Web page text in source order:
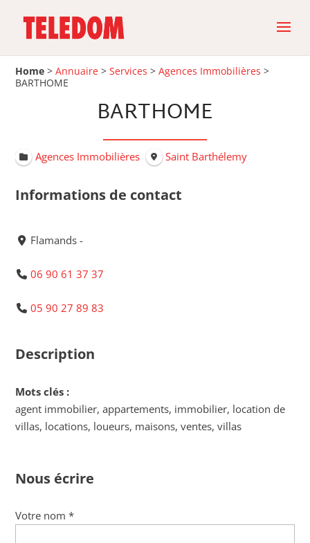
Home >Annuaire >Services >Agences Immobilières >
BARTHOME
BARTHOME
Agences Immobilières Saint Barthélemy
Informations de contact
Flamands -
06 90 61 37 37
05 90 27 89 83
Description
Mots clés :
agent immobilier, appartements, immobilier, location de
villas, locations, loueurs, maisons, ventes, villas
Nous écrire
Votre nom *